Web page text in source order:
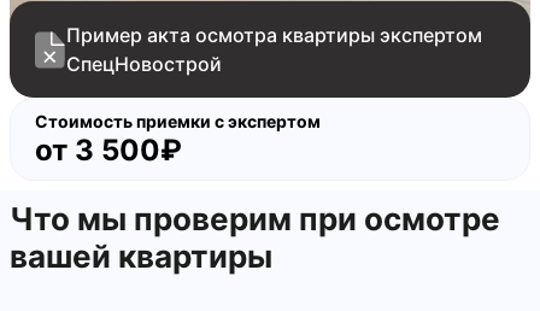
Пример акта осмотра квартиры экспертом
СпецНовострой
Стоимость приемки с экспертом
от 3 500₽
Что мы проверим при осмотре
вашей квартиры